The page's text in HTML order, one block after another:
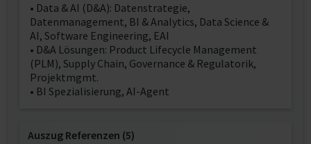
• Data & AI (D&A): Datenstrategie,
Datenmanagement, BI & Analytics, Data Science &
AI, Software Engineering, EAI
• D&A Lösungen: Product Lifecycle Management
(PLM), Supply Chain, Governance & Regulatorik,
Projektmgmt.
• BI Spezialisierung, AI-Agent
Auszug Referenzen (5)